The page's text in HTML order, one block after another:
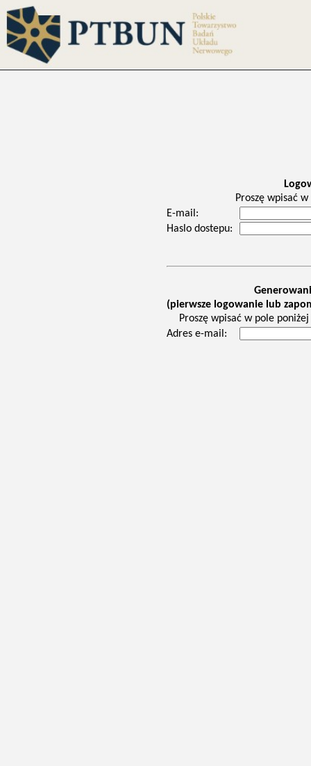
Proszę wpisać
E-mail:
Haslo dostepu:
(pierwsze logowanie lub
Proszę wpisać w pole
Adres e-mail: